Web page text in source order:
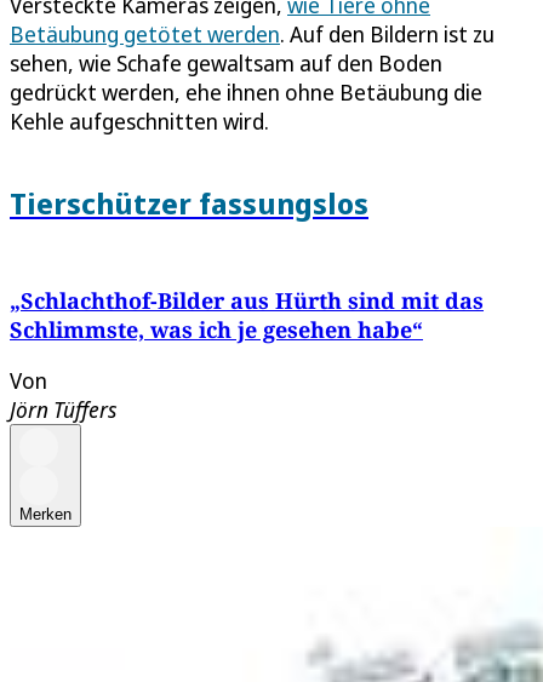
Betäubung getötet werden. Auf den Bildern ist zu
sehen, wie Schafe gewaltsam auf den Boden
gedrückt werden, ehe ihnen ohne Betäubung die
Kehle aufgeschnitten wird.
Tierschützer fassungslos
„Schlachthof-Bilder aus Hürth sind mit das
Schlimmste, was ich je gesehen habe“
Von
Jörn Tüffers
Merken